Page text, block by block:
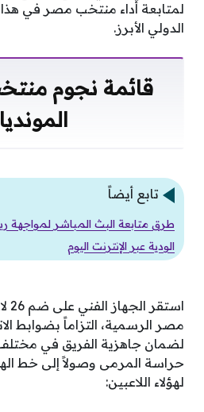
لمتابعة أداء منتخب مصر في
الدولي الأبرز.
قائمة نجوم
تابع أيضاً
طرق متابعة البث المباشر لمواجهة
الودية عبر الإنترنت اليوم
مصر الرسمية، التزاماً بضوابط
لضمان جاهزية الفريق في
حراسة المرمى وصولاً إلى خط
لهؤلاء اللاعبين: